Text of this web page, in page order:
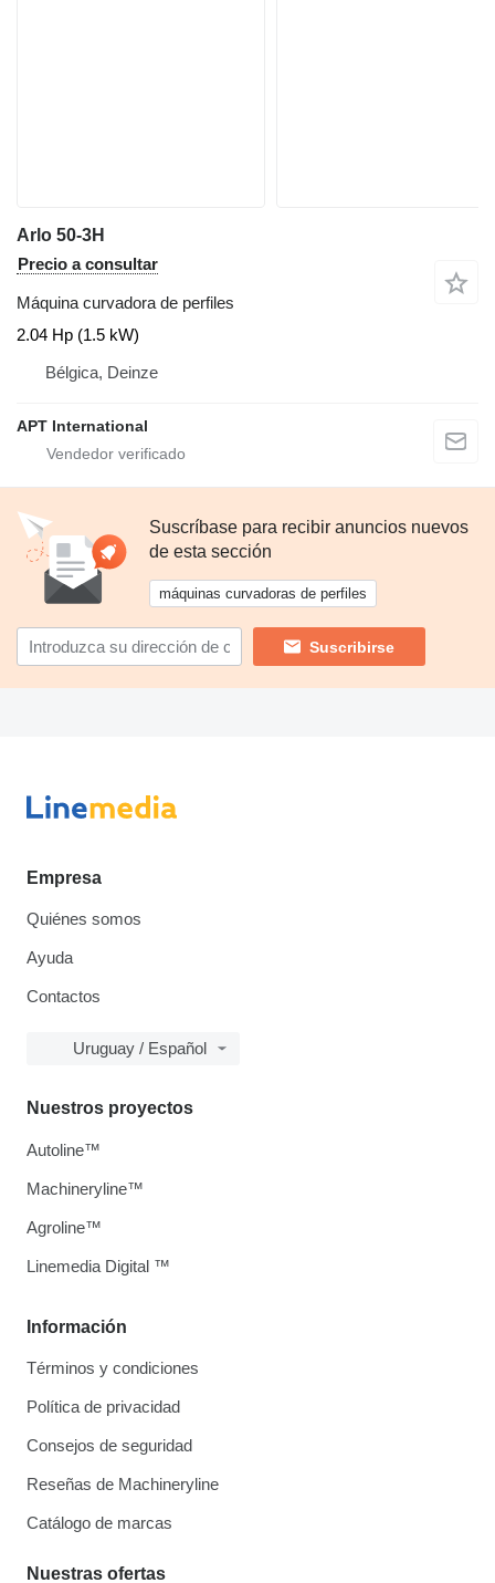
Arlo 50-3H
Precio a consultar
Máquina curvadora de perfiles
2.04 Hp (1.5 kW)
Bélgica, Deinze
APT International
Suscríbase para recibir anuncios nuevos
de esta sección
máquinas curvadoras de perfiles
Suscribirse
Empresa
Quiénes somos
Ayuda
Contactos
Uruguay / Español
Información
Términos y condiciones
Política de privacidad
Consejos de seguridad
Reseñas de Machineryline
Catálogo de marcas
Nuestras ofertas
Nuestros proyectos
Autoline™
Machineryline™
Agroline™
Linemedia Digital ™